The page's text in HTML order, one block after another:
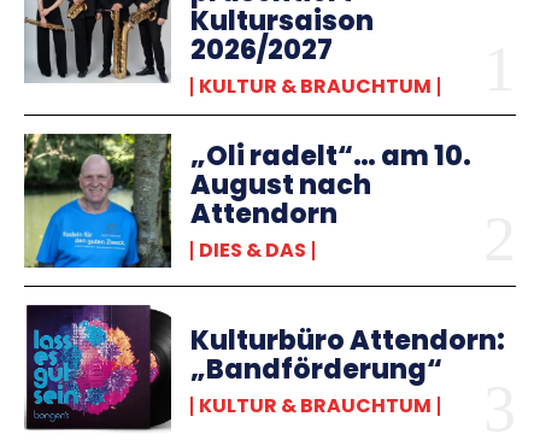
Kultursaison
2026/2027
KULTUR & BRAUCHTUM
„Oli radelt“… am 10.
August nach
Attendorn
DIES & DAS
Kulturbüro Attendorn:
„Bandförderung“
KULTUR & BRAUCHTUM